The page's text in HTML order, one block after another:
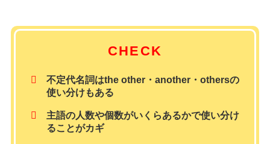
CHECK
不定代名詞はthe other・another・othersの
使い分けもある
主語の人数や個数がいくらあるかで使い分け
ることがカギ